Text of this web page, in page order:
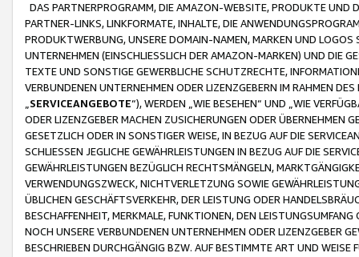
DAS PARTNERPROGRAMM, DIE AMAZON-WEBSITE, PRODUKTE UND
PARTNER-LINKS, LINKFORMATE, INHALTE, DIE
PRODUKTWERBUNG, UNSERE DOMAIN-NAMEN, MARKEN UND
UNTERNEHMEN (EINSCHLIESSLICH DER AMAZON-MARKEN) UND DIE
TEXTE UND SONSTIGE GEWERBLICHE SCHUTZRECHTE,
VERBUNDENEN UNTERNEHMEN ODER LIZENZGEBERN IM RAHMEN
SERVICEANGEBOTE“), WERDEN „WIE BESEHEN“ UND „WIE
ODER LIZENZGEBER MACHEN ZUSICHERUNGEN ODER ÜBERNEHMEN
GESETZLICH ODER IN SONSTIGER WEISE, IN BEZUG AUF DIE
SCHLIESSEN JEGLICHE GEWÄHRLEISTUNGEN IN BEZUG AUF DIE
GEWÄHRLEISTUNGEN BEZÜGLICH RECHTSMÄNGELN,
VERWENDUNGSZWECK, NICHTVERLETZUNG SOWIE
ÜBLICHEN GESCHÄFTSVERKEHR, DER LEISTUNG ODER
BESCHAFFENHEIT, MERKMALE, FUNKTIONEN, DEN
NOCH UNSERE VERBUNDENEN UNTERNEHMEN ODER LIZENZGEBER
BESCHRIEBEN DURCHGÄNGIG BZW. AUF BESTIMMTE ART UND